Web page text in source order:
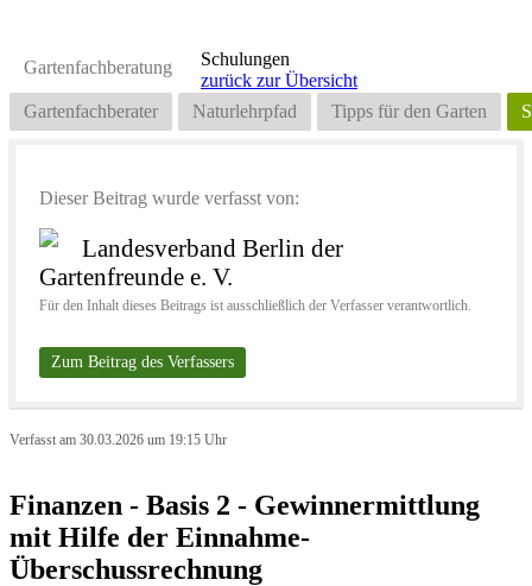
Gartenfachberatung
Gartenfachberater Naturlehrpfad Tipps für den Garten
Schulungen
zurück zur Übersicht
Dieser Beitrag wurde verfasst von:
Landesverband Berlin der
Gartenfreunde e. V.
Für den Inhalt dieses Beitrags ist ausschließlich der Verfasser verantwortlich.
Zum Beitrag des Verfassers
Verfasst am 30.03.2026 um 19:15 Uhr
Finanzen - Basis 2 - Gewinnermittlung
mit Hilfe der Einnahme-
Überschussrechnung